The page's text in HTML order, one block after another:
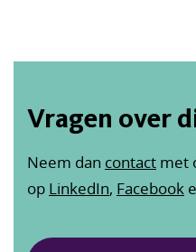
Vragen over
Neem dan contact met
op LinkedIn, Facebook